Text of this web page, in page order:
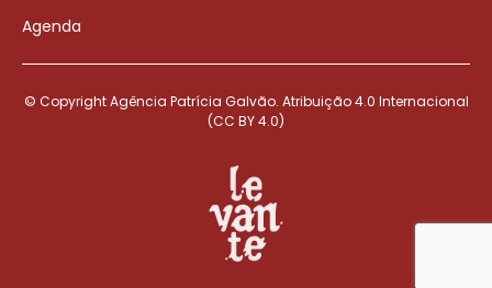
Agenda
© Copyright Agência Patrícia Galvão. Atribuição 4.0 Internacional
(CC BY 4.0)